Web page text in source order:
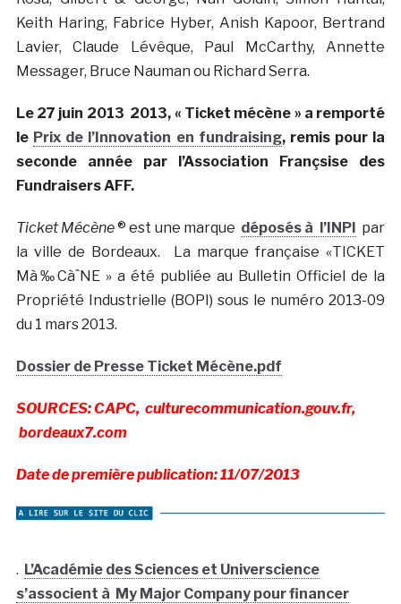
Keith Haring, Fabrice Hyber, Anish Kapoor, Bertrand
Lavier, Claude Lévêque, Paul McCarthy, Annette
Messager, Bruce Nauman ou Richard Serra.
Le 27 juin 2013 2013, « Ticket mécène » a remporté
le Prix de l’Innovation en fundraising, remis pour la
seconde année par l’Association Françsise des
Fundraisers AFF.
Ticket Mécène® est une marque déposés à l’INPI
par
la ville de Bordeaux. La marque française «TICKET
Mà‰CàˆNE » a été publiée au Bulletin Officiel de la
Propriété Industrielle (BOPI) sous le numéro 2013-09
du 1 mars 2013.
Dossier de Presse Ticket Mécène.pdf
SOURCES: CAPC, culturecommunication.gouv.fr,
bordeaux7.com
Date de première publication: 11/07/2013
. L’Académie des Sciences et Universcience
s’associent à My Major Company pour financer